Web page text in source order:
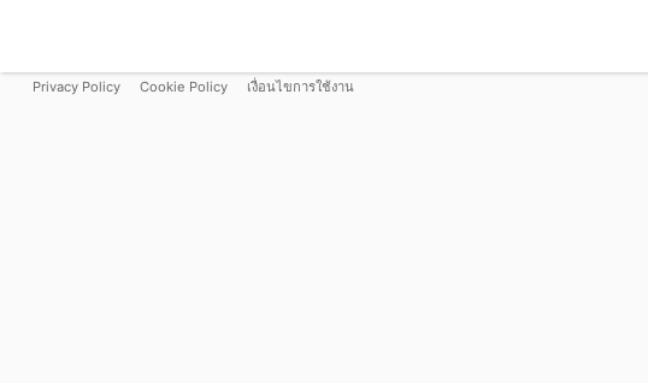
Privacy Policy Cookie Policy เงื่อนไขการใช้งาน